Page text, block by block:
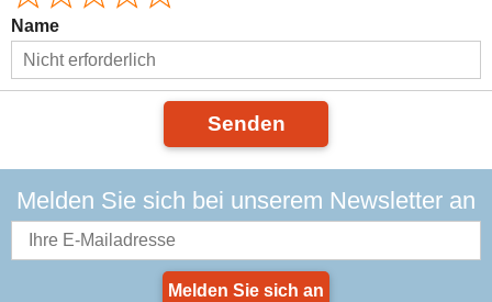
Name
Senden
Melden Sie sich bei unserem Newsletter an
Melden Sie sich an